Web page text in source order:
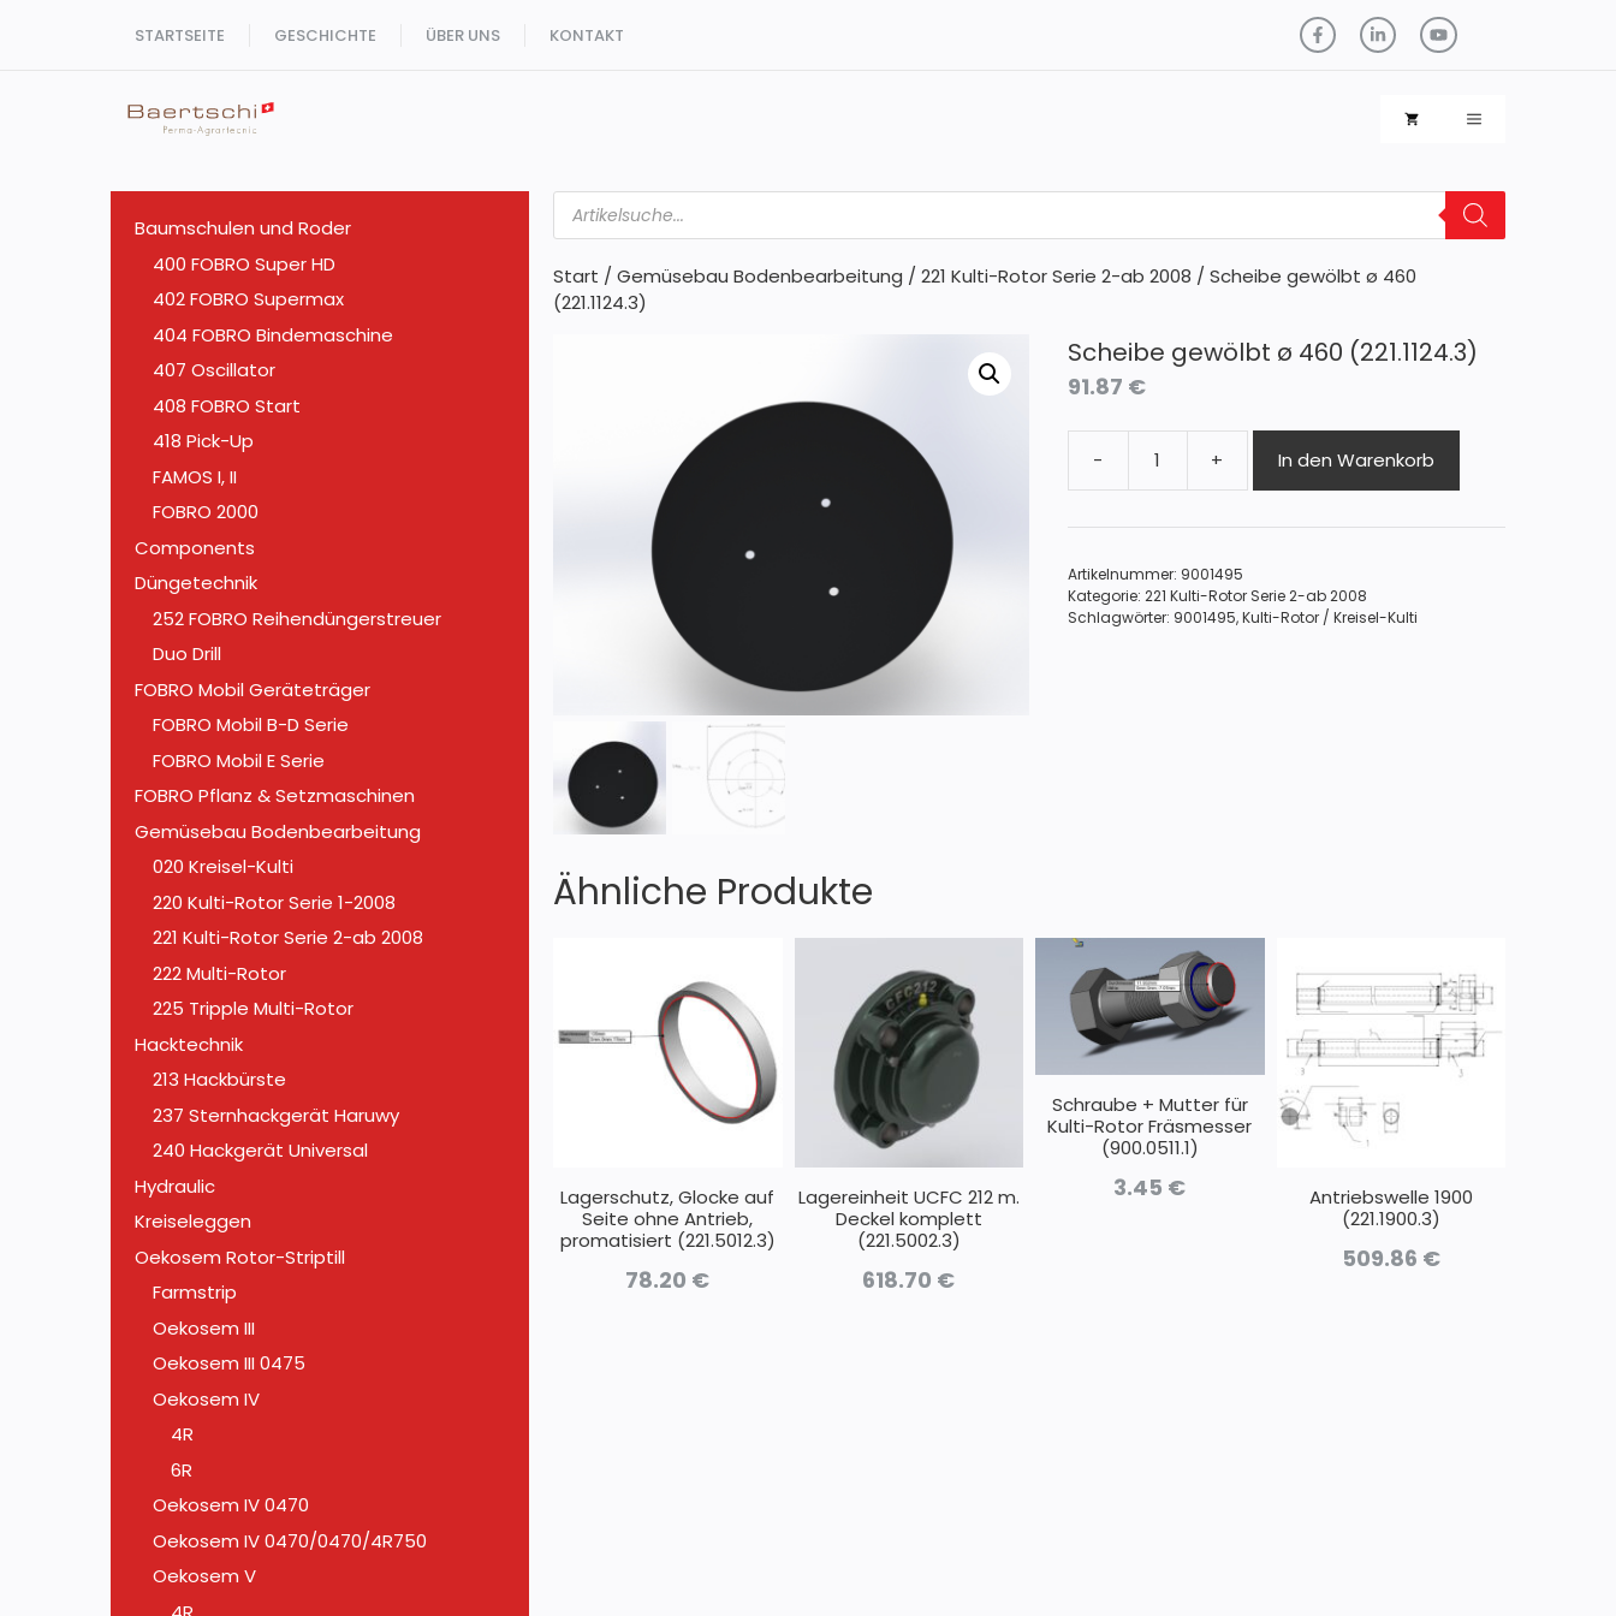
STARTSEITE GESCHICHTE ÜBER UNS KONTAKT
Products
search
Start / Gemüsebau Bodenbearbeitung / 221 Kulti-Rotor Serie 2-ab 2008 / Scheibe gewölbt ø 460
(221.1124.3)
Scheibe gewölbt ø 460 (221.1124.3)
91.87 €
-
gewölbt
ø
(221.1124.3)
Menge
+ In den Warenkorb
Artikelnummer: 9001495
Kategorie: 221 Kulti-Rotor Serie 2-ab 2008
Schlagwörter: 9001495,Kulti-Rotor / Kreisel-Kulti
Ähnliche Produkte
Lagerschutz, Glocke auf
Seite ohne Antrieb,
promatisiert (221.5012.3)
78.20 €
Lagereinheit UCFC 212 m.
Deckel komplett
(221.5002.3)
618.70 €
Schraube + Mutter für
Kulti-Rotor Fräsmesser
(900.0511.1)
3.45 €
Antriebswelle 1900
(221.1900.3)
509.86 €
Baumschulen und Roder
400 FOBRO Super HD
402 FOBRO Supermax
404 FOBRO Bindemaschine
407 Oscillator
408 FOBRO Start
418 Pick-Up
FAMOS I, II
FOBRO 2000
Components
Düngetechnik
252 FOBRO Reihendüngerstreuer
Duo Drill
FOBRO Mobil Geräteträger
FOBRO Mobil B-D Serie
FOBRO Mobil E Serie
FOBRO Pflanz & Setzmaschinen
Gemüsebau Bodenbearbeitung
020 Kreisel-Kulti
220 Kulti-Rotor Serie 1-2008
221 Kulti-Rotor Serie 2-ab 2008
222 Multi-Rotor
225 Tripple Multi-Rotor
Hacktechnik
213 Hackbürste
237 Sternhackgerät Haruwy
240 Hackgerät Universal
Hydraulic
Kreiseleggen
Oekosem Rotor-Striptill
Farmstrip
Oekosem III
Oekosem III 0475
Oekosem IV
4R
6R
Oekosem IV 0470
Oekosem IV 0470/0470/4R750
Oekosem V